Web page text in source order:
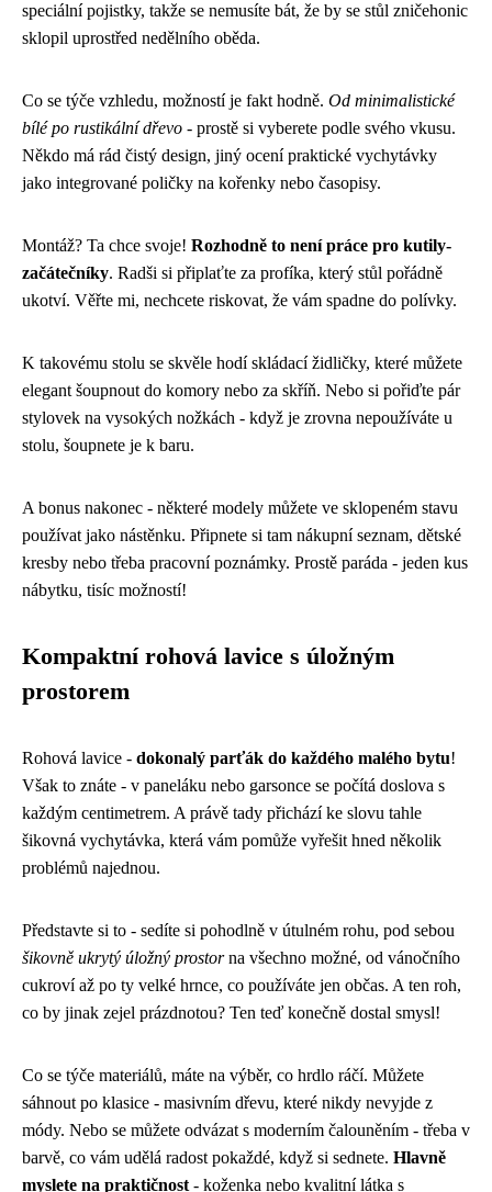
speciální pojistky, takže se nemusíte bát, že by se stůl zničehonic
sklopil uprostřed nedělního oběda.
Co se týče vzhledu, možností je fakt hodně. Od minimalistické
bílé po rustikální dřevo - prostě si vyberete podle svého vkusu.
Někdo má rád čistý design, jiný ocení praktické vychytávky
jako integrované poličky na kořenky nebo časopisy.
Montáž? Ta chce svoje! Rozhodně to není práce pro kutily-
začátečníky. Radši si připlaťte za profíka, který stůl pořádně
ukotví. Věřte mi, nechcete riskovat, že vám spadne do polívky.
K takovému stolu se skvěle hodí skládací židličky, které můžete
elegant šoupnout do komory nebo za skříň. Nebo si pořiďte pár
stylovek na vysokých nožkách - když je zrovna nepoužíváte u
stolu, šoupnete je k baru.
A bonus nakonec - některé modely můžete ve sklopeném stavu
používat jako nástěnku. Připnete si tam nákupní seznam, dětské
kresby nebo třeba pracovní poznámky. Prostě paráda - jeden kus
nábytku, tisíc možností!
Kompaktní rohová lavice s úložným
prostorem
Rohová lavice - dokonalý parťák do každého malého bytu!
Však to znáte - v paneláku nebo garsonce se počítá doslova s
každým centimetrem. A právě tady přichází ke slovu tahle
šikovná vychytávka, která vám pomůže vyřešit hned několik
problémů najednou.
Představte si to - sedíte si pohodlně v útulném rohu, pod sebou
šikovně ukrytý úložný prostorna všechno možné, od vánočního
cukroví až po ty velké hrnce, co používáte jen občas. A ten roh,
co by jinak zejel prázdnotou? Ten teď konečně dostal smysl!
Co se týče materiálů, máte na výběr, co hrdlo ráčí. Můžete
sáhnout po klasice - masivním dřevu, které nikdy nevyjde z
módy. Nebo se můžete odvázat s moderním čalouněním - třeba v
barvě, co vám udělá radost pokaždé, když si sednete. Hlavně
myslete na praktičnost - koženka nebo kvalitní látka s